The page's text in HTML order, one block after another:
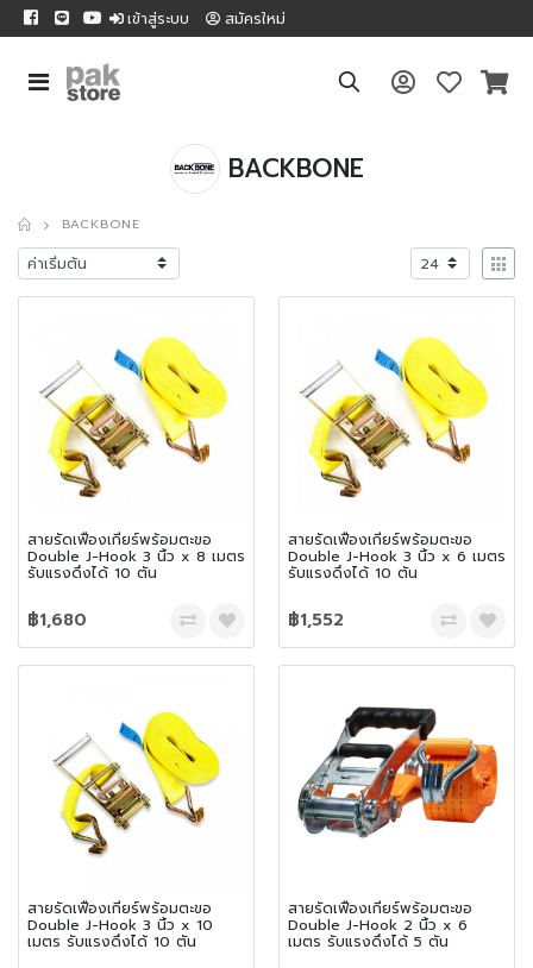
เข้าสู่ระบบ สมัครใหม่
BACKBONE
BACKBONE
สายรัดเฟืองเกียร์พร้อมตะขอ
Double J-Hook 3 นิ้ว x 8 เมตร
รับแรงดึงได้ 10 ตัน
฿1,680
สายรัดเฟืองเกียร์พร้อมตะขอ
Double J-Hook 3 นิ้ว x 6 เมตร
รับแรงดึงได้ 10 ตัน
฿1,552
สายรัดเฟืองเกียร์พร้อมตะขอ
Double J-Hook 3 นิ้ว x 10
เมตร รับแรงดึงได้ 10 ตัน
สายรัดเฟืองเกียร์พร้อมตะขอ
Double J-Hook 2 นิ้ว x 6
เมตร รับแรงดึงได้ 5 ตัน